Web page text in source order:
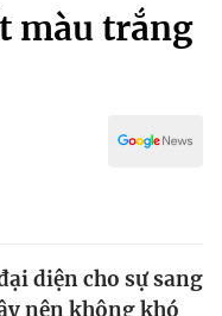
màu trắng
diện cho sự sang
nên không khó